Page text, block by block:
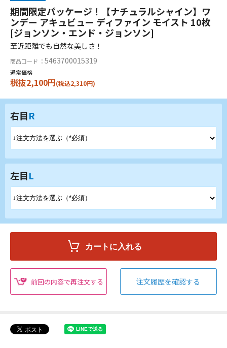
期間限定パッケージ！【ナチュラルシャイン】ワ
ンデー アキュビュー ディファイン モイスト 10枚
[ジョンソン・エンド・ジョンソン]
至近距離でも自然な美しさ！
商品コード ： 5463700015319
通常価格
税抜2,100円(税込2,310円)
右目R
左目L
前回の内容で再注文する 注文履歴を確認する